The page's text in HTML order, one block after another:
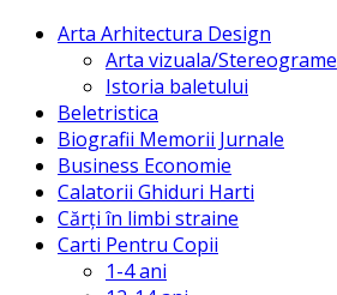
Arta Arhitectura Design
Arta vizuala/Stereograme
Istoria baletului
Beletristica
Biografii Memorii Jurnale
Business Economie
Calatorii Ghiduri Harti
Cărți în limbi straine
Carti Pentru Copii
1-4 ani